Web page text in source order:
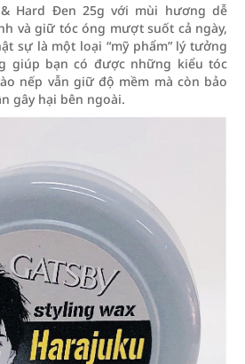
& Hard Đen 25g với mùi hương dễ
và giữ tóc óng mượt suốt cả ngày,
sự là một loại “mỹ phẩm” lý tưởng
giúp bạn có được những kiểu tóc
nếp vẫn giữ độ mềm mà còn bảo
gây hại bên ngoài.